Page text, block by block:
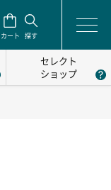
カート 探す
セレクト
ショップ